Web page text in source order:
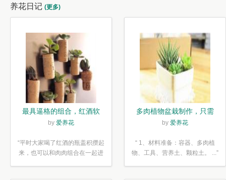
养花日记 (更多)
最具逼格的组合，红酒软
木塞diy多肉植物盆栽
by 爱养花
“平时大家喝了红酒的瓶盖积攒起
来，也可以和肉肉组合在一起进
多肉植物盆栽制作，只需
简单6步
by 爱养花
“ 1、材料准备：容器、多肉植
物、工具、营养土、颗粒土。 ...”